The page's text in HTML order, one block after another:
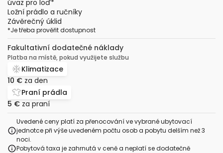
úvaz pro loď*
Ložní prádlo a ručníky
Závěrečný úklid
*Je třeba prověřit dostupnost
Fakultativní dodatečné náklady
Platba na místě, pokud využijete službu
Klimatizace
10 € za den
Praní prádla
5 € za praní
Uvedené ceny platí za přenocování ve vybrané ubytovací
jednotce při výše uvedeném počtu osob a pobytu delším než 3
noci.
Pobytová taxa je zahrnutá v ceně a neplatí se dodatečně